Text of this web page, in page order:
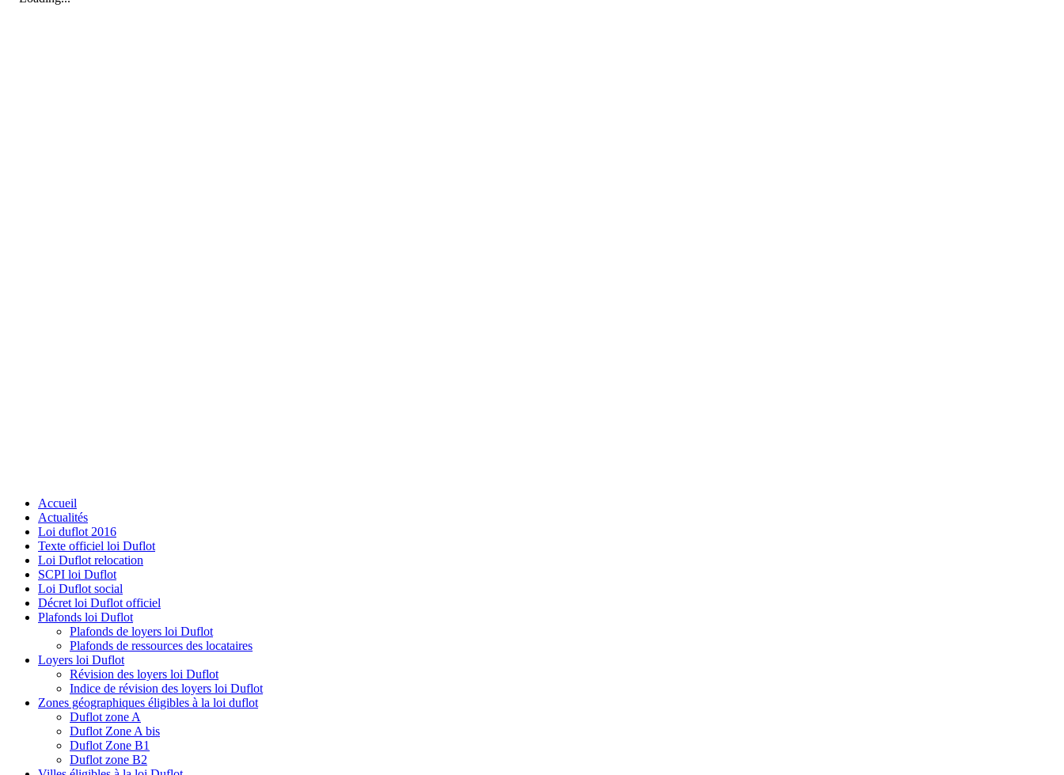
Accueil
Actualités
Loi duflot 2016
Texte officiel loi Duflot
Loi Duflot relocation
SCPI loi Duflot
Loi Duflot social
Décret loi Duflot officiel
Plafonds loi Duflot
Plafonds de loyers loi Duflot
Plafonds de ressources des locataires
Loyers loi Duflot
Révision des loyers loi Duflot
Indice de révision des loyers loi Duflot
Zones géographiques éligibles à la loi duflot
Duflot zone A
Duflot Zone A bis
Duflot Zone B1
Duflot zone B2